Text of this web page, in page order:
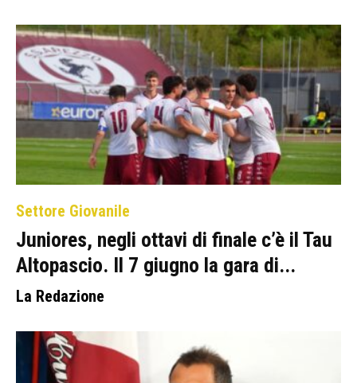
Settore Giovanile
Juniores, negli ottavi di finale c’è il Tau
Altopascio. Il 7 giugno la gara di...
La Redazione